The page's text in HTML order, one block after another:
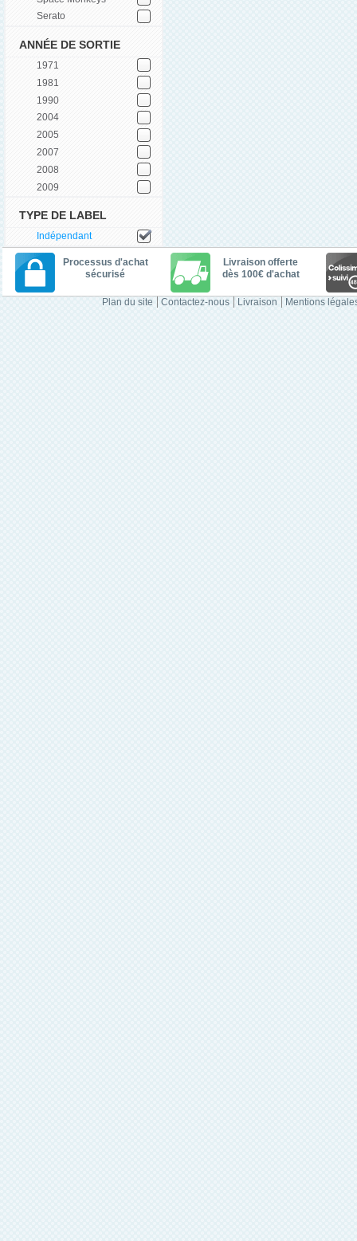
Serato
ANNÉE DE SORTIE
1971
1981
1990
2004
2005
2007
2008
2009
TYPE DE LABEL
Indépendant
Processus d'achat
sécurisé
Livraison offerte
dès 100€ d'achat
Plan du site Contactez-nous Livraison Mentions